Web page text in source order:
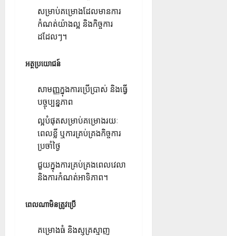
សម្រាប់​គម្រោង​ដែល​មាន​ការ​
កំណត់​យ៉ាង​ល្អ និងកិច្ចការ​
ដដែលៗ។
អត្ថប្រយោជន៍
សាមញ្ញក្នុងការប្រើប្រាស់ និងធ្វើ
បច្ចុប្បន្នភាព
ល្អបំផុតសម្រាប់គម្រោងរយៈ
ពេលខ្លី ឬការគ្រប់គ្រងកិច្ចការ
ប្រចាំថ្ងៃ
ជួយក្នុងការគ្រប់គ្រងពេលវេលា
និងការកំណត់អាទិភាព។
ពេលណាមិនត្រូវប្រើ
គម្រោងធំ និងស្មុគ្រស្មាញ